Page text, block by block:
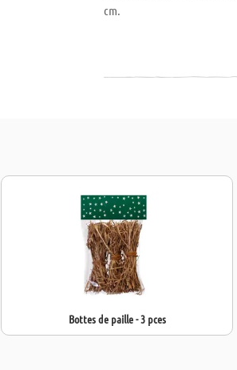
cm.
Bottes de paille - 3 pces